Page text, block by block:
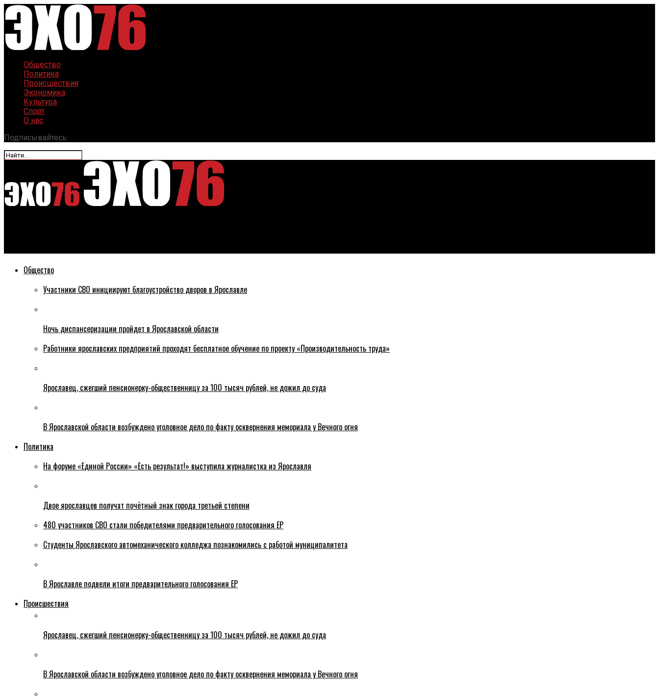
Общество
Политика
Происшествия
Экономика
Культура
Спорт
О нас
Подписывайтесь:
Общество
Участники СВО инициируют благоустройство дворов в Ярославле
Ночь диспансеризации пройдет в Ярославской области
Работники ярославских предприятий проходят бесплатное обучение по проекту «Производительность труда»
Ярославец, сжегший пенсионерку-общественницу за 100 тысяч рублей, не дожил до суда
В Ярославской области возбуждено уголовное дело по факту осквернения мемориала у Вечного огня
Политика
На форуме «Единой России» «Есть результат!» выступила журналистка из Ярославля
Двое ярославцев получат почётный знак города третьей степени
480 участников СВО стали победителями предварительного голосования ЕР
Студенты Ярославского автомеханического колледжа познакомились с работой муниципалитета
В Ярославле подвели итоги предварительного голосования ЕР
Происшествия
Ярославец, сжегший пенсионерку-общественницу за 100 тысяч рублей, не дожил до суда
В Ярославской области возбуждено уголовное дело по факту осквернения мемориала у Вечного огня